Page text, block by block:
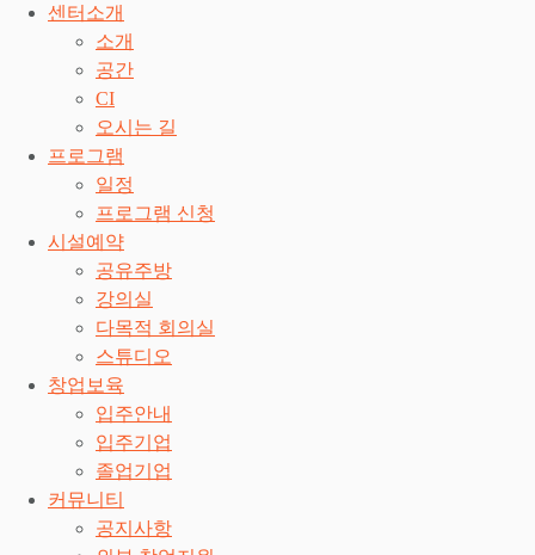
센터소개
소개
공간
CI
오시는 길
프로그램
일정
프로그램 신청
시설예약
공유주방
강의실
다목적 회의실
스튜디오
창업보육
입주안내
입주기업
졸업기업
커뮤니티
공지사항